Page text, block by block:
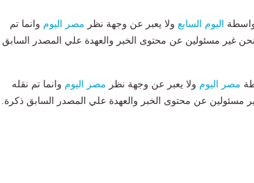
اليوم السابع ولا يعبر عن وجهة نظر مصر اليوم وانما تم
غير مسئولين عن محتوى الخبر والعهدة علي المصدر السابق
مصر اليوم ولا يعبر عن وجهة نظر مصر اليوم وانما تم نقله
مسئولين عن محتوى الخبر والعهدة علي المصدر السابق ذكرة.